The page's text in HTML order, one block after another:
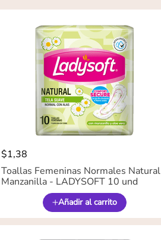
$1,38
Toallas Femeninas Normales Natural
Manzanilla - LADYSOFT 10 und
Añadir al carrito